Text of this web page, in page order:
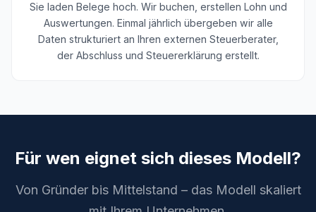
Sie laden Belege hoch. Wir buchen, erstellen Lohn und
Auswertungen. Einmal jährlich übergeben wir alle
Daten strukturiert an Ihren externen Steuerberater,
der Abschluss und Steuererklärung erstellt.
Für wen eignet sich dieses Modell?
Von Gründer bis Mittelstand – das Modell skaliert